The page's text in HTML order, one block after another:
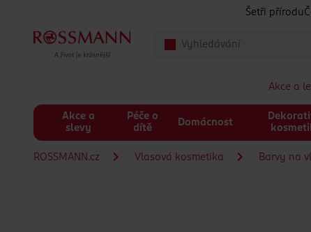
Šetři přírodu
Akce a
Akce a
slevy
Péče o
dítě
Domácnost
ROSSMANN.cz Vlasová kosmetika Barvy na